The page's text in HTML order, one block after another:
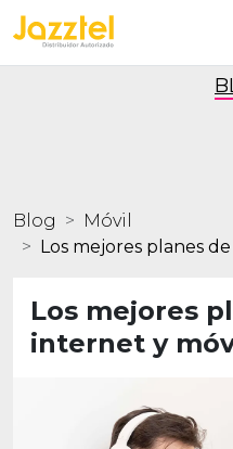
Blog
Móvil
Los mejores planes
Los mejores
internet y